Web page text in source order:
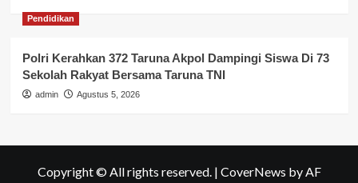
Pendidikan
Polri Kerahkan 372 Taruna Akpol Dampingi Siswa Di 73
Sekolah Rakyat Bersama Taruna TNI
admin Agustus 5, 2026
Copyright © All rights reserved. | CoverNews by AF